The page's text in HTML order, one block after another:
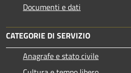
Documenti e dati
CATEGORIE DI SERVIZIO
Anagrafe e stato civile